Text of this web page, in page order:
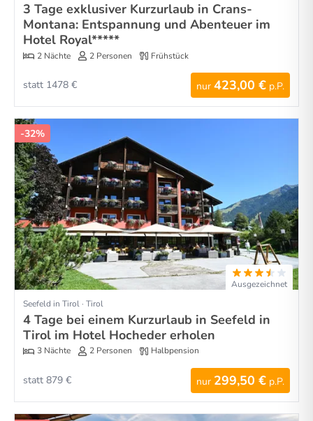
3 Tage exklusiver Kurzurlaub in Crans-
Montana: Entspannung und Abenteuer im
Hotel Royal*****
2 Nächte 2 Personen Frühstück
nur 423,00 € p.P.
statt 1478 €
-32%
Ausgezeichnet
Seefeld in Tirol · Tirol
4 Tage bei einem Kurzurlaub in Seefeld in
Tirol im Hotel Hocheder erholen
3 Nächte 2 Personen Halbpension
nur 299,50 € p.P.
statt 879 €